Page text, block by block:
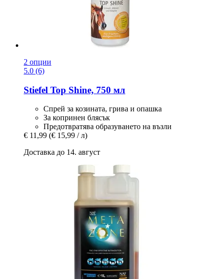
2 опции
5.0 (6)
Stiefel Top Shine, 750 мл
Спрей за козината, грива и опашка
За копринен блясък
Предотвратява образуването на възли
€ 11,99 (€ 15,99 / л)
Доставка до 14. август